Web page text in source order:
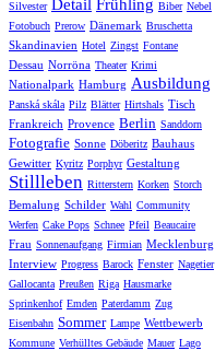
Silvester Detail Frühling Biber Nebel
Fotobuch Prerow Dänemark Bruschetta
Skandinavien Hotel Zingst Fontane
Dessau Norröna Theater Krimi
Nationalpark Hamburg Ausbildung
Panská skála Pilz Blätter Hirtshals Tisch
Frankreich Provence Berlin Sanddorn
Fotografie Sonne Döberitz Bauhaus
Gewitter Kyritz Porphyr Gestaltung
Stillleben Ritterstern Korken Storch
Bemalung Schilder Wahl Community
Werfen Cake Pops Schnee Pfeil Beaucaire
Frau Sonnenaufgang Firmian Mecklenburg
Interview Progress Barock Fenster Nagetier
Gallocanta Preußen Riga Hausmarke
Sprinkenhof Emden Paterdamm Zug
Eisenbahn Sommer Lampe Wettbewerb
Kommune Verhülltes Gebäude Mauer Lago